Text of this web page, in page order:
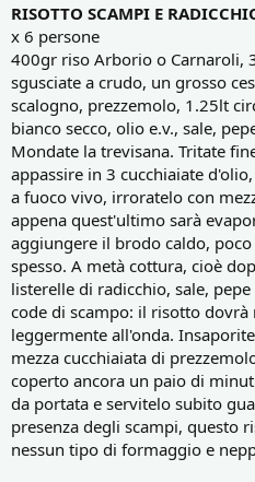
RISOTTO SCAMPI E
x 6 persone
400gr riso Arborio o Carnaroli,
sgusciate a crudo, un grosso
scalogno, prezzemolo, 1.25lt
bianco secco, olio e.v., sale,
Mondate la trevisana. Tritate
appassire in 3 cucchiaiate
a fuoco vivo, irroratelo con
appena quest'ultimo sarà
aggiungere il brodo caldo,
spesso. A metà cottura, cioè
listerelle di radicchio, sale,
code di scampo: il risotto dovrà
leggermente all'onda.
mezza cucchiaiata di
coperto ancora un paio di
da portata e servitelo subito
presenza degli scampi, questo
nessun tipo di formaggio e